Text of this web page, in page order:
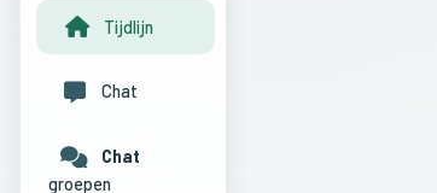
Tijdlijn
Chat
Chat
groepen